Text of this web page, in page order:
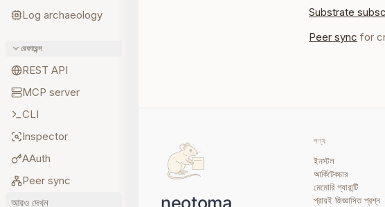
Log archaeology
রেফারেন্স
REST API
MCP server
CLI
Inspector
AAuth
Peer sync
আরও দেখুন
Substrate
Peer sync for
পণ্য
ইনস্টল
আর্কিটেকচার
মেমোরি গ্যারান্টি
প্রায়ই জিজ্ঞাসিত প্রশ্ন